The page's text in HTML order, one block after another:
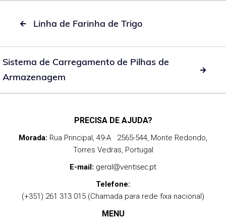
 Linha de Farinha de Trigo
Sistema de Carregamento de Pilhas de
Armazenagem

PRECISA DE AJUDA?
Morada: Rua Principal, 49-A 2565-544, Monte Redondo,
Torres Vedras, Portugal
E-mail: geral@ventisec.pt
Telefone:
(+351) 261 313 015 (Chamada para rede fixa nacional)
MENU